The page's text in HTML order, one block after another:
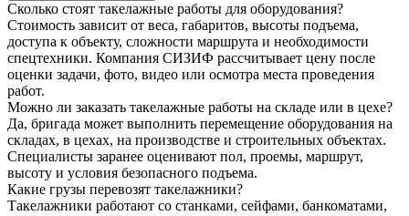
Сколько стоят такелажные работы для оборудования?
Стоимость зависит от веса, габаритов, высоты подъема,
доступа к объекту, сложности маршрута и необходимости
спецтехники. Компания СИЗИФ рассчитывает цену после
оценки задачи, фото, видео или осмотра места проведения
работ.
Можно ли заказать такелажные работы на складе или в цехе?
Да, бригада может выполнить перемещение оборудования на
складах, в цехах, на производстве и строительных объектах.
Специалисты заранее оценивают пол, проемы, маршрут,
высоту и условия безопасного подъема.
Какие грузы перевозят такелажники?
Такелажники работают со станками, сейфами, банкоматами,